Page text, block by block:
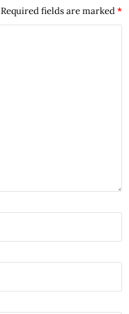
Required fields are marked*